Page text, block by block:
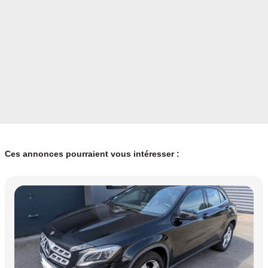
Ces annonces pourraient vous intéresser :